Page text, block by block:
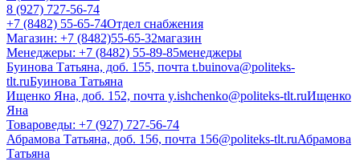
8 (927) 727-56-74
+7 (8482) 55-65-74Отдел снабжения
Магазин: +7 (8482)55-65-32магазин
Менеджеры: +7 (8482) 55-89-85менеджеры
Буинова Татьяна, доб. 155, почта t.buinova@politeks-
tlt.ruБуинова Татьяна
Ищенко Яна, доб. 152, почта y.ishchenko@politeks-tlt.ruИщенко
Яна
Товароведы: +7 (927) 727-56-74
Абрамова Татьяна, доб. 156, почта 156@politeks-tlt.ruАбрамова
Татьяна